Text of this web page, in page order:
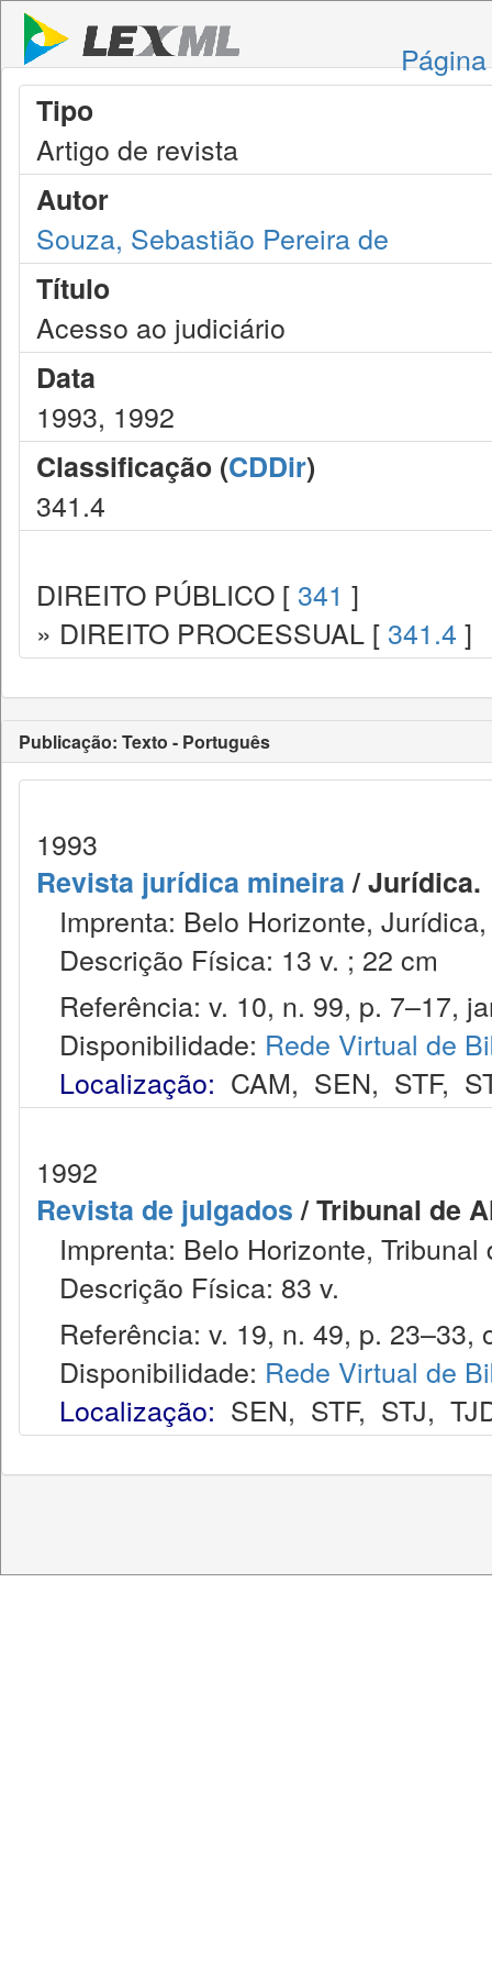
Tipo
Artigo de revista
Autor
Souza, Sebastião Pereira de
Título
Acesso ao judiciário
Data
1993, 1992
Classificação (CDDir)
341.4
DIREITO PÚBLICO [ 341 ]
» DIREITO PROCESSUAL [ 341.4 ]
Publicação: Texto - Português
1993
Revista jurídica mineira/ Jurídica.
Imprenta: Belo Horizonte,
Descrição Física: 13 v. ; 22 cm
Referência: v. 10, n. 99, p. 7–17,
Disponibilidade: Rede Virtual de
Localização: CAM, SEN, STF,
1992
Revista de julgados/ Tribunal de
Imprenta: Belo Horizonte,
Descrição Física: 83 v.
Referência: v. 19, n. 49, p. 23–33,
Disponibilidade: Rede Virtual de
Localização: SEN, STF, STJ,